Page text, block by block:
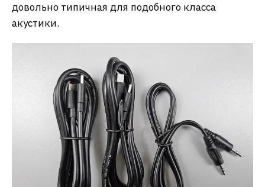
довольно типичная для подобного класса
акустики.